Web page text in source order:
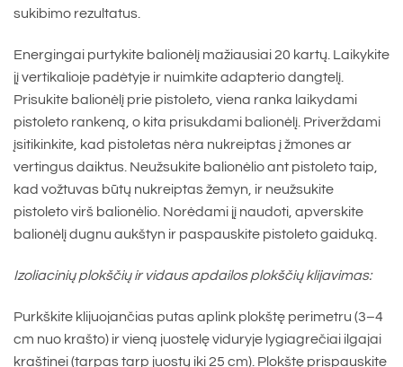
sukibimo rezultatus.
Energingai purtykite balionėlį mažiausiai 20 kartų. Laikykite
jį vertikalioje padėtyje ir nuimkite adapterio dangtelį.
Prisukite balionėlį prie pistoleto, viena ranka laikydami
pistoleto rankeną, o kita prisukdami balionėlį. Priverždami
įsitikinkite, kad pistoletas nėra nukreiptas į žmones ar
vertingus daiktus. Neužsukite balionėlio ant pistoleto taip,
kad vožtuvas būtų nukreiptas žemyn, ir neužsukite
pistoleto virš balionėlio. Norėdami jį naudoti, apverskite
balionėlį dugnu aukštyn ir paspauskite pistoleto gaiduką.
Izoliacinių plokščių ir vidaus apdailos plokščių klijavimas:
Purkškite klijuojančias putas aplink plokštę perimetru (3–4
cm nuo krašto) ir vieną juostelę viduryje lygiagrečiai ilgajai
kraštinei (tarpas tarp juostų iki 25 cm). Plokštę prispauskite